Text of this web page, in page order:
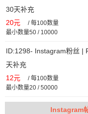
30天补充
20元 /每100数量
最小数量50 / 10000
ID:1298- Instagram粉丝 |
天补充
12元 /每100数量
最小数量20 / 50000
Instagram